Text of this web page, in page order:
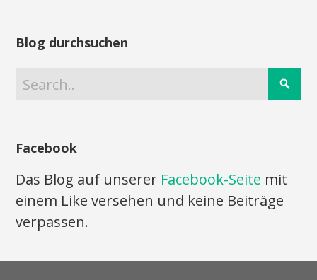
Blog durchsuchen
Facebook
Das Blog auf unserer Facebook-Seite mit
einem Like versehen und keine Beiträge
verpassen.